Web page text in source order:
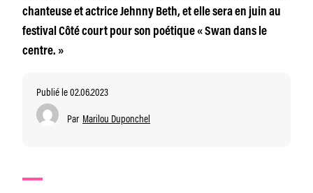
chanteuse et actrice Jehnny Beth, et elle sera en juin au
festival Côté court pour son poétique « Swan dans le
centre. »
Publié le 02.06.2023
Par Marilou Duponchel